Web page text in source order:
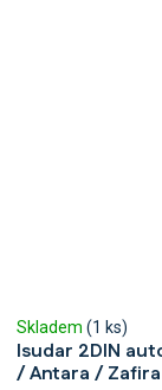
Isudar 2DIN
/ Antara / Zafira
Skladem (1 ks)